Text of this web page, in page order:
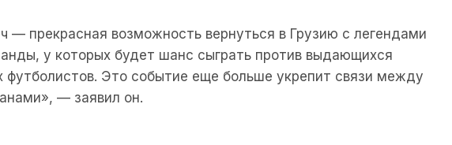
— прекрасная возможность вернуться в Грузию с легендами
у которых будет шанс сыграть против выдающихся
футболистов. Это событие еще больше укрепит связи между
— заявил он.